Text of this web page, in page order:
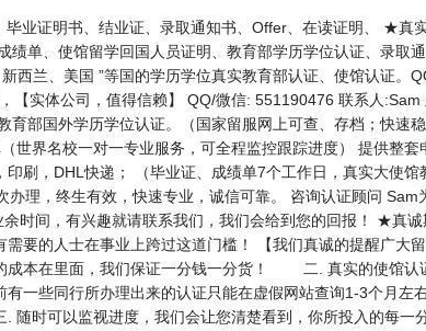
业证明书、结业证、录取通知书、Offer、在读证明、 ★真
单、使馆留学回国人员证明、教育部学历学位认证、录取通
西兰、美国 ”等国的学历学位真实教育部认证、使馆认证。
【实体公司，值得信赖】 QQ/微信: 551190476 联系人:Sam
部国外学历学位认证。（国家留服网上可查、存档；快速
世界名校一对一专业服务，可全程监控跟踪进度） 提供整套
刷，DHL快递； （毕业证、成绩单7个工作日，真实大使馆
理，终生有效，快速专业，诚信可靠。 咨询认证顾问 Sam
时间，有兴趣就请联系我们，我们会给到您的回报！ ★真诚
要的人士在事业上跨过这道门槛！ 【我们真诚的提醒广大
本在里面，我们保证一分钱一分货！ 二. 真实的使馆认
一些同行所办理出来的认证只能在虚假网站查询1-3个月左
时可以监视进度，我们会让您清楚看到，你所投入的每一